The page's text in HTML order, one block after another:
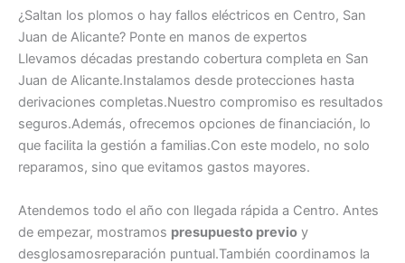
¿Saltan los plomos o hay fallos eléctricos en Centro, San
Juan de Alicante? Ponte en manos de expertos
Llevamos décadas prestando cobertura completa en San
Juan de Alicante.Instalamos desde protecciones hasta
derivaciones completas.Nuestro compromiso es resultados
seguros.Además, ofrecemos opciones de financiación, lo
que facilita la gestión a familias.Con este modelo, no solo
reparamos, sino que evitamos gastos mayores.
Atendemos todo el año con llegada rápida a Centro. Antes
de empezar, mostramos presupuesto previo y
desglosamosreparación puntual.También coordinamos la